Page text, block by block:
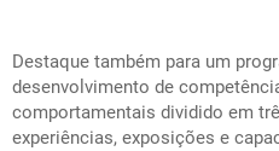
Destaque também para um
desenvolvimento de
comportamentais dividido em
experiências, exposições e